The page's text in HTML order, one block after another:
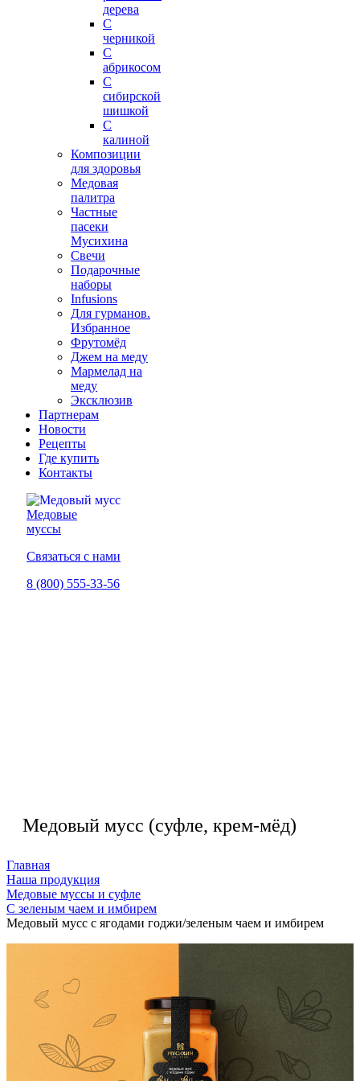
дерева
С
черникой
С
абрикосом
С
сибирской
шишкой
С
калиной
Композиции
для здоровья
Медовая
палитра
Частные
пасеки
Мусихина
Свечи
Подарочные
наборы
Infusions
Для гурманов.
Избранное
Фрутомёд
Джем на меду
Мармелад на
меду
Эксклюзив
Партнерам
Новости
Рецепты
Где купить
Контакты
Медовые
муссы
Связаться с нами
8 (800) 555-33-56
Медовый мусс (суфле, крем-мёд)
Главная
Наша продукция
Медовые муссы и суфле
С зеленым чаем и имбирем
Медовый мусс с ягодами годжи/зеленым чаем и имбирем